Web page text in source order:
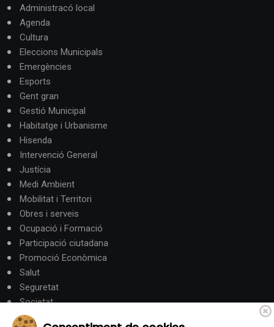
Administracó local
Agenda
Cultura
Eleccions Municipals
Emergències
Esports
Gent gran
Gestió Municipal
Habitatge i Urbanisme
Hisenda
Intervenció General
Justícia
Medi Ambient
Mobilitat i Territori
Obres i serveis
Ocupació i Formació
Participació ciutadana
Promoció Econòmica
Salut
Seguretat
Societat
Turisme